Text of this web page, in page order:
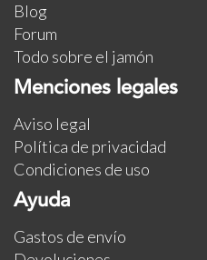
Blog
Forum
Todo sobre el jamón
Menciones legales
Aviso legal
Política de privacidad
Condiciones de uso
Ayuda
Gastos de envío